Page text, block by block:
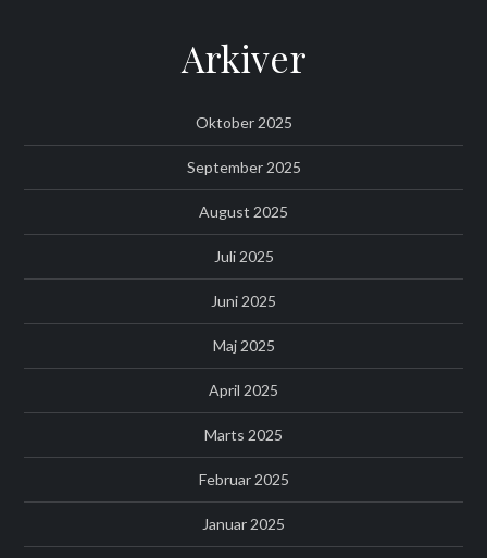
Arkiver
Oktober 2025
September 2025
August 2025
Juli 2025
Juni 2025
Maj 2025
April 2025
Marts 2025
Februar 2025
Januar 2025